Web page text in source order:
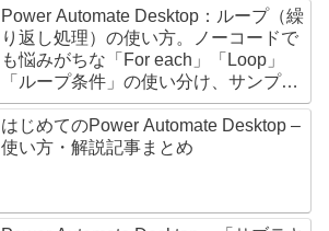
Power Automate Desktop：ループ（繰
り返し処理）の使い方。ノーコードで
も悩みがちな「For each」「Loop」
「ループ条件」の使い分け、サンプル
紹介
はじめてのPower Automate Desktop –
使い方・解説記事まとめ